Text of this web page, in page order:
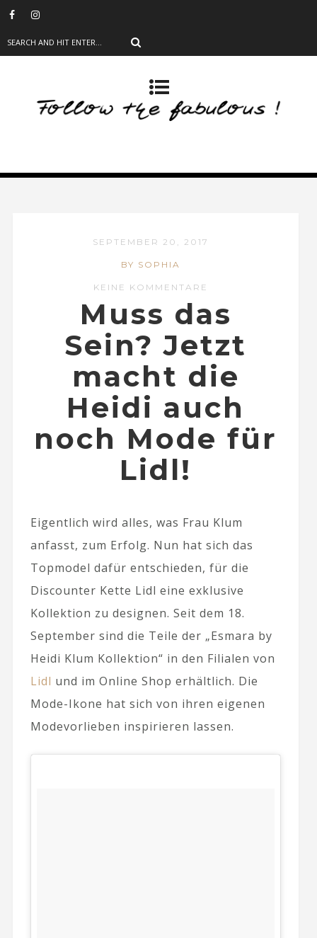
SEPTEMBER 20, 2017
BY SOPHIA
KEINE KOMMENTARE
Muss das
Sein? Jetzt
macht die
Heidi auch
noch Mode für
Lidl!
Eigentlich wird alles, was Frau Klum
anfasst, zum Erfolg. Nun hat sich das
Topmodel dafür entschieden, für die
Discounter Kette Lidl eine exklusive
Kollektion zu designen. Seit dem 18.
September sind die Teile der „Esmara by
Heidi Klum Kollektion“ in den Filialen von
Lidl und im Online Shop erhältlich. Die
Mode-Ikone hat sich von ihren eigenen
Modevorlieben inspirieren lassen.